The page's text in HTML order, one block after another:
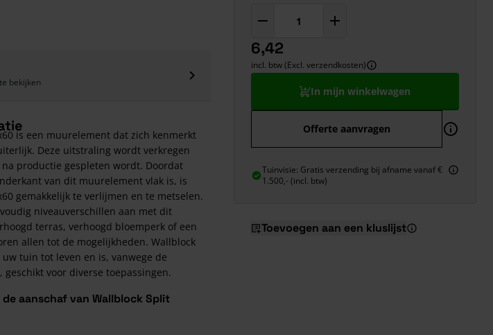
bekijken
is een muurelement dat zich kenmerkt
Deze uitstraling wordt verkregen
productie gespleten wordt. Doordat
van dit muurelement vlak is, is
gemakkelijk te verlijmen en te metselen.
niveauverschillen aan met dit
terras, verhoogd bloemperk of een
allen tot de mogelijkheden. Wallblock
tuin tot leven en is, vanwege de
voor diverse toepassingen.
aanschaf van Wallblock Split
6,42
incl. btw (Excl. verzendkosten)
In mijn winkelwagen
Offerte aanvragen
Tuinvisie: Gratis verzending bij afname vanaf €
1.500,- (incl. btw)
Toevoegen aan een kluslijst